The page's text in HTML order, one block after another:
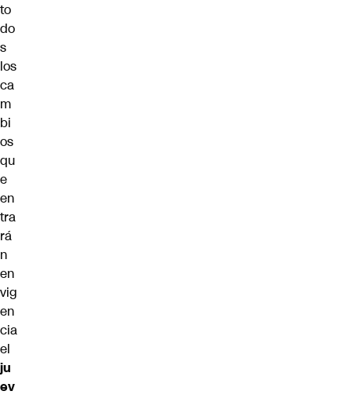
to
do
s
los
ca
m
bi
os
qu
e
en
tra
rá
n
en
vig
en
cia
el
ju
ev